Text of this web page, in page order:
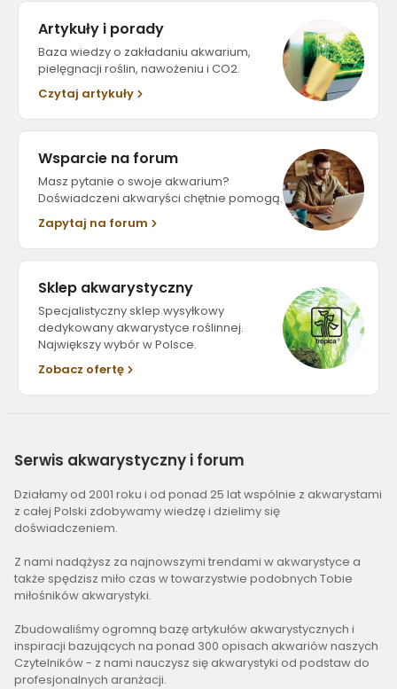
Artykuły i porady
Baza wiedzy o zakładaniu akwarium,
pielęgnacji roślin, nawożeniu i CO2.
Czytaj artykuły
Wsparcie na forum
Masz pytanie o swoje akwarium?
Doświadczeni akwaryści chętnie pomogą.
Zapytaj na forum
Sklep akwarystyczny
Specjalistyczny sklep wysyłkowy
dedykowany akwarystyce roślinnej.
Największy wybór w Polsce.
Zobacz ofertę
Serwis akwarystyczny i forum
Działamy od 2001 roku i od ponad 25 lat wspólnie z akwarystami
z całej Polski zdobywamy wiedzę i dzielimy się
doświadczeniem.
Z nami nadążysz za najnowszymi trendami w akwarystyce a
także spędzisz miło czas w towarzystwie podobnych Tobie
miłośników akwarystyki.
Zbudowaliśmy ogromną bazę artykułów akwarystycznych i
inspiracji bazujących na ponad 300 opisach akwariów naszych
Czytelników - z nami nauczysz się akwarystyki od podstaw do
profesjonalnych aranżacji.